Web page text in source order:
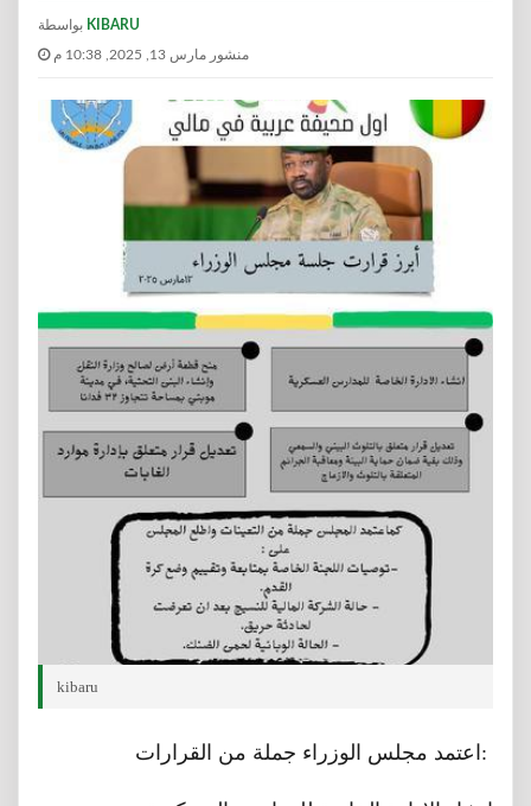
KIBARU
منشور مارس 13, 2025, 10:38 م
kibaru
اعتمد مجلس الوزراء جملة من القرارات: